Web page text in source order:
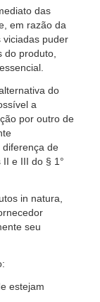
das
em razão da
viciadas puder
do produto,
do
a
por outro de
diferença de
e III do § 1°
in natura,
seu
estejam